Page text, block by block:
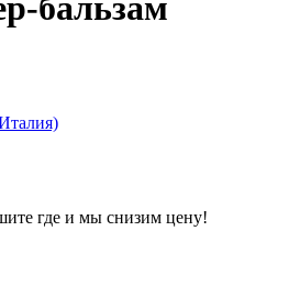
бальзам
где и мы снизим цену!